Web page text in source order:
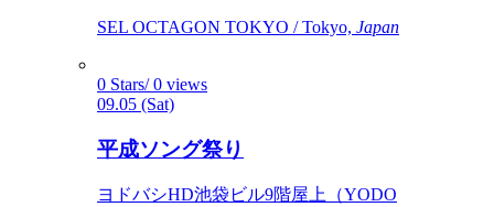
SEL OCTAGON TOKYO / Tokyo, Japan
0 Stars/ 0 views
09.05 (Sat)
平成ソング祭り
ヨドバシHD池袋ビル9階屋上（YODO